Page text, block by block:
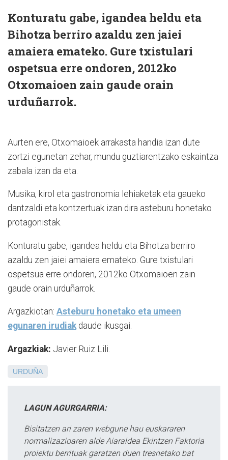
Konturatu gabe, igandea heldu eta
Bihotza berriro azaldu zen jaiei
amaiera emateko. Gure txistulari
ospetsua erre ondoren, 2012ko
Otxomaioen zain gaude orain
urduñarrok.
Aurten ere, Otxomaioek arrakasta handia izan dute
zortzi egunetan zehar, mundu guztiarentzako eskaintza
zabala izan da eta.
Musika, kirol eta gastronomia lehiaketak eta gaueko
dantzaldi eta kontzertuak izan dira asteburu honetako
protagonistak.
Konturatu gabe, igandea heldu eta Bihotza berriro
azaldu zen jaiei amaiera emateko. Gure txistulari
ospetsua erre ondoren, 2012ko Otxomaioen zain
gaude orain urduñarrok.
Argazkiotan: Asteburu honetako eta umeen
egunaren irudiakdaude ikusgai.
Argazkiak: Javier Ruiz Lili.
URDUÑA
LAGUN AGURGARRIA:
Bisitatzen ari zaren webgune hau euskararen
normalizazioaren alde Aiaraldea Ekintzen Faktoria
proiektu berrituak garatzen duen tresnetako bat